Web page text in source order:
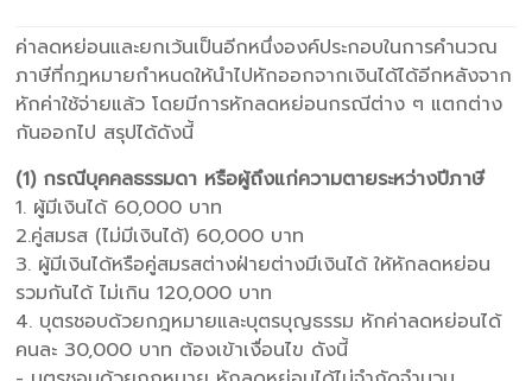
ค่าลดหย่อนและยกเว้นเป็นอีกหนึ่งองค์ประกอบในการคำนวณ
ภาษีที่กฎหมายกำหนดให้นำไปหักออกจากเงินได้ได้อีกหลังจาก
หักค่าใช้จ่ายแล้ว โดยมีการหักลดหย่อนกรณีต่าง ๆ แตกต่าง
กันออกไป สรุปได้ดังนี้
(1) กรณีบุคคลธรรมดา หรือผู้ถึงแก่ความตายระหว่างปีภาษี
1. ผู้มีเงินได้ 60,000 บาท
2.คู่สมรส (ไม่มีเงินได้) 60,000 บาท
3. ผู้มีเงินได้หรือคู่สมรสต่างฝ่ายต่างมีเงินได้ ให้หักลดหย่อน
รวมกันได้ ไม่เกิน 120,000 บาท
4. บุตรชอบด้วยกฎหมายและบุตรบุญธรรม หักค่าลดหย่อนได้
คนละ 30,000 บาท ต้องเข้าเงื่อนไข ดังนี้